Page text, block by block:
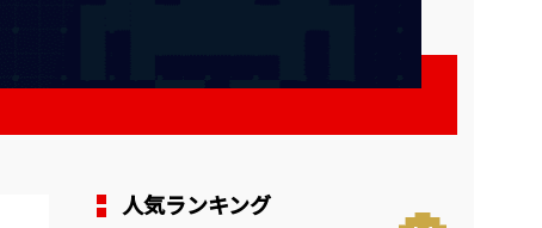
人気ランキング